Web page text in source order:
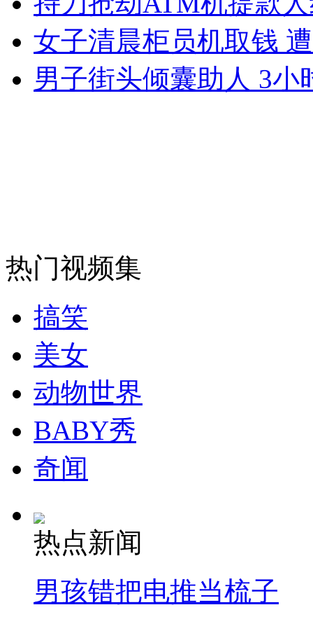
女孩北京地铁殴打老人 痛下狠手拳打脚踢
无痛分娩是否安全 医生回应
走！跟着总书记去植树
消防员救轻生者
纽约上演“枕头大战”
女子清晨柜员机取钱
男子街头倾囊助人 3
热门视频集
搞笑
美女
动物世界
BABY秀
奇闻
热点新闻
男孩错把电推当梳子